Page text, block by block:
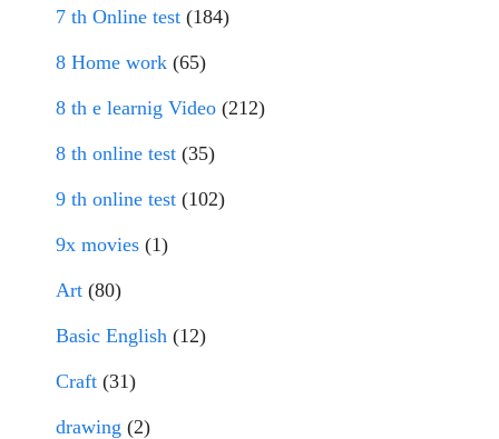
7 th Online test (184)
8 Home work (65)
8 th e learnig Video (212)
8 th online test (35)
9 th online test (102)
9x movies (1)
Art (80)
Basic English (12)
Craft (31)
drawing (2)